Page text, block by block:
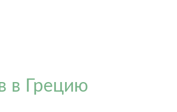
в Грецию